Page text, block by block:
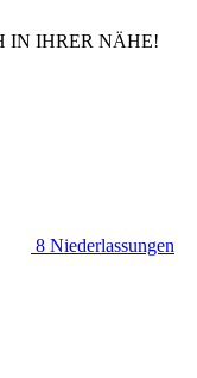
IN IHRER NÄHE!
8 Niederlassungen